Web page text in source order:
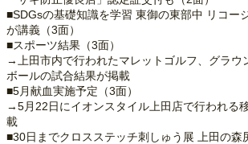
■SDGsの基礎知識を学習 東御の東部中 リコー
が講義（3面）
■スポーツ結果（3面）
→上田市内で行われたマレットゴルフ、グラウ
ボールの試合結果が掲載
■5月献血実施予定（3面）
→5月22日にイオンスタイル上田店で行われる
載
■30日までクロスステッチ刺しゅう展 上田の森